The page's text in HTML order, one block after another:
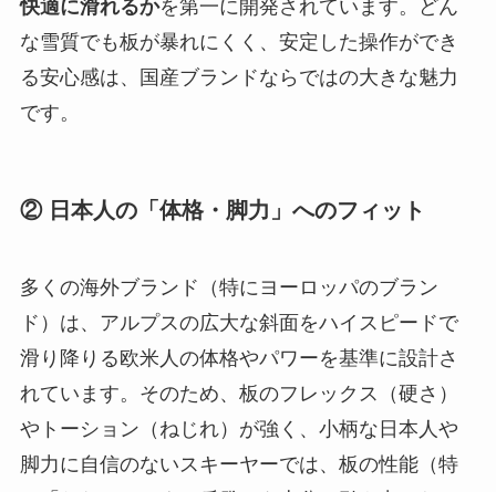
快適に滑れるかを第一に開発されています。どん
な雪質でも板が暴れにくく、安定した操作ができ
る安心感は、国産ブランドならではの大きな魅力
です。
② 日本人の「体格・脚力」へのフィット
多くの海外ブランド（特にヨーロッパのブラン
ド）は、アルプスの広大な斜面をハイスピードで
滑り降りる欧米人の体格やパワーを基準に設計さ
れています。そのため、板のフレックス（硬さ）
やトーション（ねじれ）が強く、小柄な日本人や
脚力に自信のないスキーヤーでは、板の性能（特